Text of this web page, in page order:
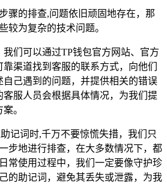
骤的排查,问题依旧顽固地存在，那
较为复杂的技术问题。
我们可以通过TP钱包官方网站、官方
渠道找到客服的联系方式，向他们
自己遇到的问题，并提供相关的错误
客服人员会根据具体情况，为我们提
。
记词时,千万不要惊慌失措，我们只
步地进行排查，在大多数情况下，都
常使用过程中，我们一定要像守护珍
的助记词，避免其丢失或泄露，为我